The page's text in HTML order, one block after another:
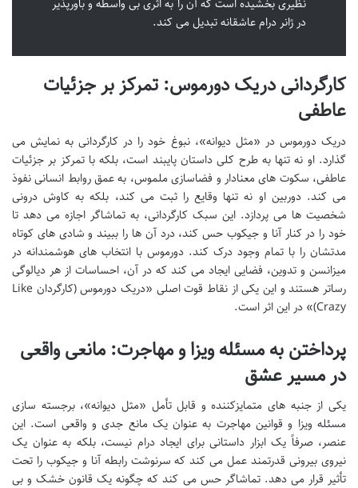
نظیری بخشیده است که آن را به اثری بی واسطه و باورپذیر
در ژانر درام عاشقانه تبدیل می کند.
کارگردانی دریک دورموس: تمرکز بر جزئیات
عاطفی
دریک دورموس در «مثل دیوانه»، نبوغ خود را در کارگردانی به نمایش می
گذارد. او نه تنها به طرح کلی داستان پایبند است، بلکه با تمرکز بر جزئیات
عاطفی، سکوت های معنادار و فضاسازی ملموس، به عمق روابط انسانی نفوذ
می کند. دوربین او نه تنها وقایع را ثبت می کند، بلکه به کاوش درونی
شخصیت ها می پردازد. این سبک کارگردانی، به تماشاگر اجازه می دهد تا
خود را در کنار آنا و جیکوب حس کند، درد آن ها را ببیند و شادی های کوتاه
مدتشان را با تمام وجود درک کند. دورموس با انتخاب های هوشمندانه در
میزانسن و تدوین، فضایی ایجاد می کند که در آن، احساسات از هر دیالوگی
رساتر هستند و این یکی از نقاط قوت اصلی «دریک دورموس (کارگردان Like
Crazy)» در این اثر است.
پرداختن به مسئله ویزا و مهاجرت: مانعی واقعی
در مسیر عشق
یکی از جنبه های متمایزکننده و قابل تأمل «مثل دیوانه»، برجسته سازی
مسئله ویزا و قوانین مهاجرت به عنوان یک مانع جدی و واقعی است. این
عنصر، صرفاً یک ابزار داستانی برای ایجاد درام نیست، بلکه به عنوان یک
نیروی بیرونی قدرتمند عمل می کند که سرنوشت رابطه آنا و جیکوب را تحت
تأثیر قرار می دهد. تماشاگر حس می کند که چگونه یک قانون خشک و بی